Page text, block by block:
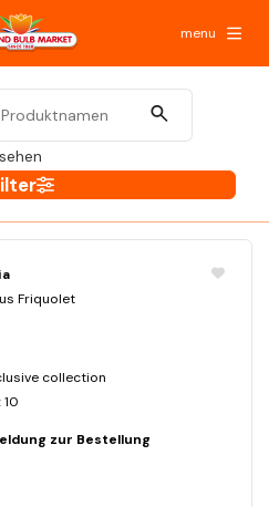
menu
Friquolet
collection
10
zur Bestellung